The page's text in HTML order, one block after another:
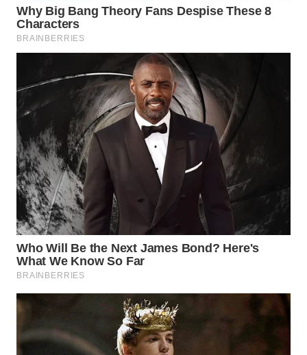
WN
SULUT
WN
WN
MALUT
WN
DAIRI
WN
DANAU
TOBA
WN